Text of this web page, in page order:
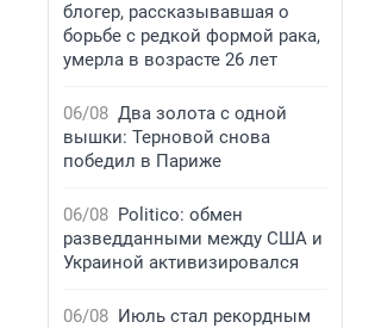
блогер, рассказывавшая о
борьбе с редкой формой рака,
умерла в возрасте 26 лет
06/08 Два золота с одной
вышки: Терновой снова
победил в Париже
06/08 Politico: обмен
разведданными между США и
Украиной активизировался
06/08 Июль стал рекордным